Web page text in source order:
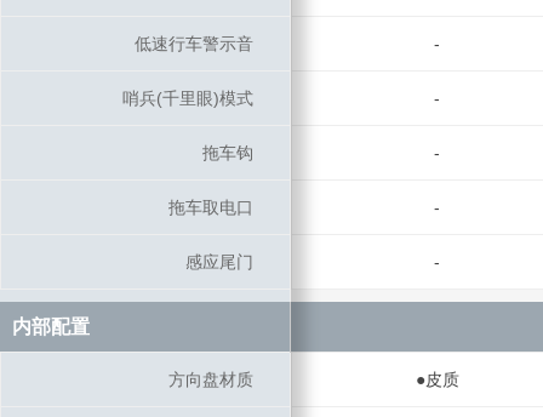
低速行车警示音 -
哨兵(千里眼)模式 -
拖车钩 -
拖车取电口 -
感应尾门 -
内部配置
方向盘材质 ●皮质
低速行车警示音
哨兵(千里眼)模式
拖车钩
拖车取电口
感应尾门
内部配置
方向盘材质